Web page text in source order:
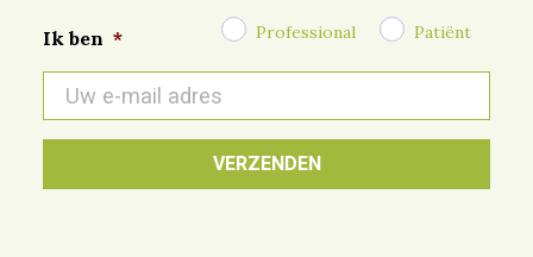
Ik ben * Professional Patiënt
mail
*